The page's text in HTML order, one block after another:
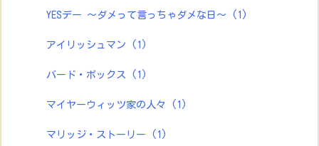
YESデー ～ダメって言っちゃダメな日～ (1)
アイリッシュマン (1)
バード・ボックス (1)
マイヤーウィッツ家の人々 (1)
マリッジ・ストーリー (1)